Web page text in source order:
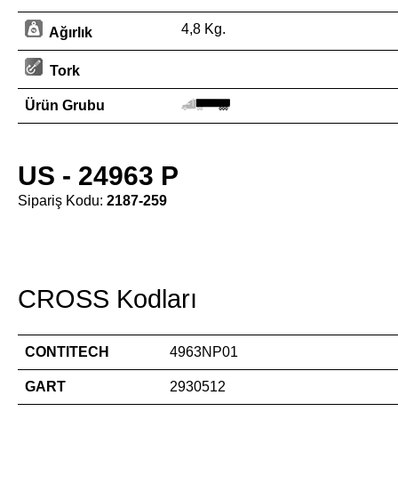
Ağırlık 4,8 Kg.
Tork
Ürün Grubu
US - 24963 P
Sipariş Kodu: 2187-259
CROSS Kodları
CONTITECH 4963NP01
GART 2930512